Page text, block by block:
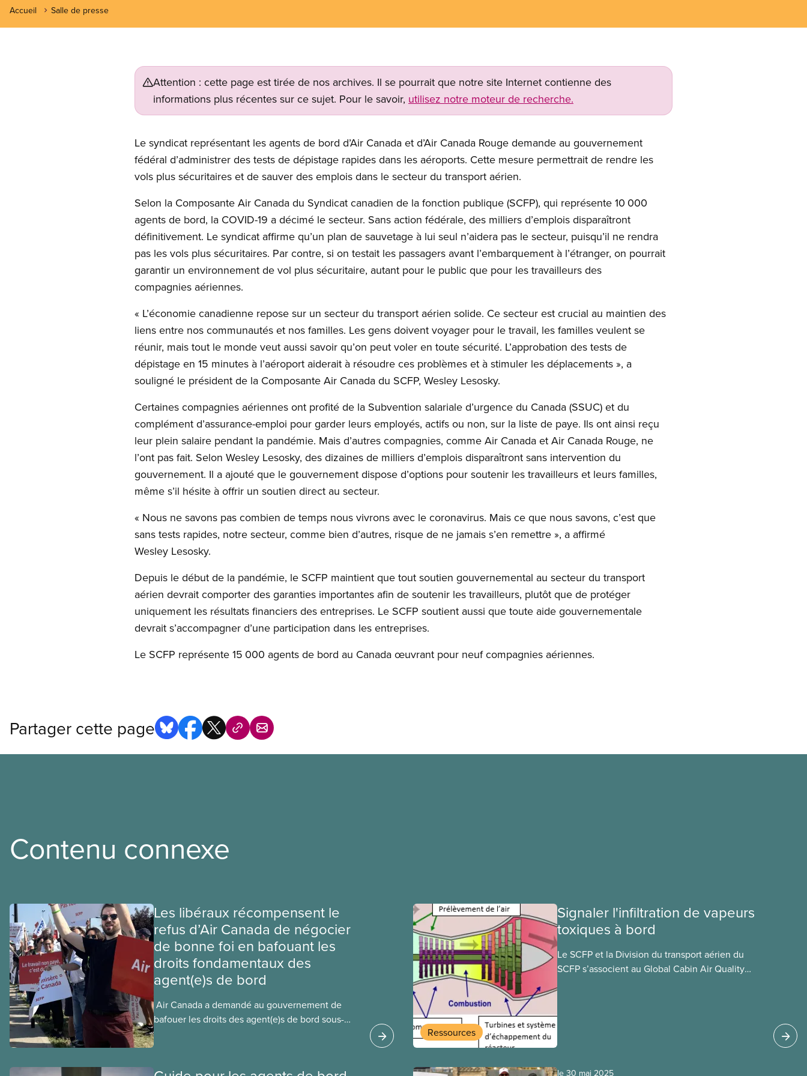
Accueil Salle de presse
Attention : cette page est tirée de nos archives. Il se pourrait que notre site Internet contienne des
informations plus récentes sur ce sujet. Pour le savoir, utilisez notre moteur de recherche.
Le syndicat représentant les agents de bord d’Air Canada et d’Air Canada Rouge demande au gouvernement
fédéral d’administrer des tests de dépistage rapides dans les aéroports. Cette mesure permettrait de rendre les
vols plus sécuritaires et de sauver des emplois dans le secteur du transport aérien.
Selon la Composante Air Canada du Syndicat canadien de la fonction publique (SCFP), qui représente 10 000
agents de bord, la COVID-19 a décimé le secteur. Sans action fédérale, des milliers d’emplois disparaîtront
définitivement. Le syndicat affirme qu’un plan de sauvetage à lui seul n’aidera pas le secteur, puisqu’il ne rendra
pas les vols plus sécuritaires. Par contre, si on testait les passagers avant l’embarquement à l’étranger, on pourrait
garantir un environnement de vol plus sécuritaire, autant pour le public que pour les travailleurs des
compagnies aériennes.
« L’économie canadienne repose sur un secteur du transport aérien solide. Ce secteur est crucial au maintien des
liens entre nos communautés et nos familles. Les gens doivent voyager pour le travail, les familles veulent se
réunir, mais tout le monde veut aussi savoir qu’on peut voler en toute sécurité. L’approbation des tests de
dépistage en 15 minutes à l’aéroport aiderait à résoudre ces problèmes et à stimuler les déplacements », a
souligné le président de la Composante Air Canada du SCFP, Wesley Lesosky.
Certaines compagnies aériennes ont profité de la Subvention salariale d’urgence du Canada (SSUC) et du
complément d’assurance-emploi pour garder leurs employés, actifs ou non, sur la liste de paye. Ils ont ainsi reçu
leur plein salaire pendant la pandémie. Mais d’autres compagnies, comme Air Canada et Air Canada Rouge, ne
l’ont pas fait. Selon Wesley Lesosky, des dizaines de milliers d’emplois disparaîtront sans intervention du
gouvernement. Il a ajouté que le gouvernement dispose d’options pour soutenir les travailleurs et leurs familles,
même s’il hésite à offrir un soutien direct au secteur.
« Nous ne savons pas combien de temps nous vivrons avec le coronavirus. Mais ce que nous savons, c’est que
sans tests rapides, notre secteur, comme bien d’autres, risque de ne jamais s’en remettre », a affirmé
Wesley Lesosky.
Depuis le début de la pandémie, le SCFP maintient que tout soutien gouvernemental au secteur du transport
aérien devrait comporter des garanties importantes afin de soutenir les travailleurs, plutôt que de protéger
uniquement les résultats financiers des entreprises. Le SCFP soutient aussi que toute aide gouvernementale
devrait s’accompagner d’une participation dans les entreprises.
Le SCFP représente 15 000 agents de bord au Canada œuvrant pour neuf compagnies aériennes.
Partager cette page
Contenu connexe
Les libéraux récompensent le
refus d’Air Canada de négocier
de bonne foi en bafouant les
droits fondamentaux des
agent(e)s de bord
​ Air Canada a demandé au gouvernement de
bafouer les droits des agent(e)s de bord sous-
Ressources
Signaler l'infiltration de vapeurs
toxiques à bord
Le SCFP et la Division du transport aérien du
SCFP s’associent au Global Cabin Air Quality
le 30 mai 2025